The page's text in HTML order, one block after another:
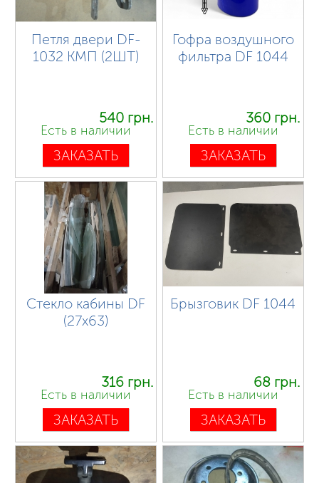
Петля двери DF-
1032 КМП (2ШТ)
540 грн.
Есть в наличии
ЗАКАЗАТЬ
Гофра воздушного
фильтра DF 1044
360 грн.
Есть в наличии
ЗАКАЗАТЬ
Стекло кабины DF
(27х63)
316 грн.
Есть в наличии
ЗАКАЗАТЬ
Брызговик DF 1044
68 грн.
Есть в наличии
ЗАКАЗАТЬ